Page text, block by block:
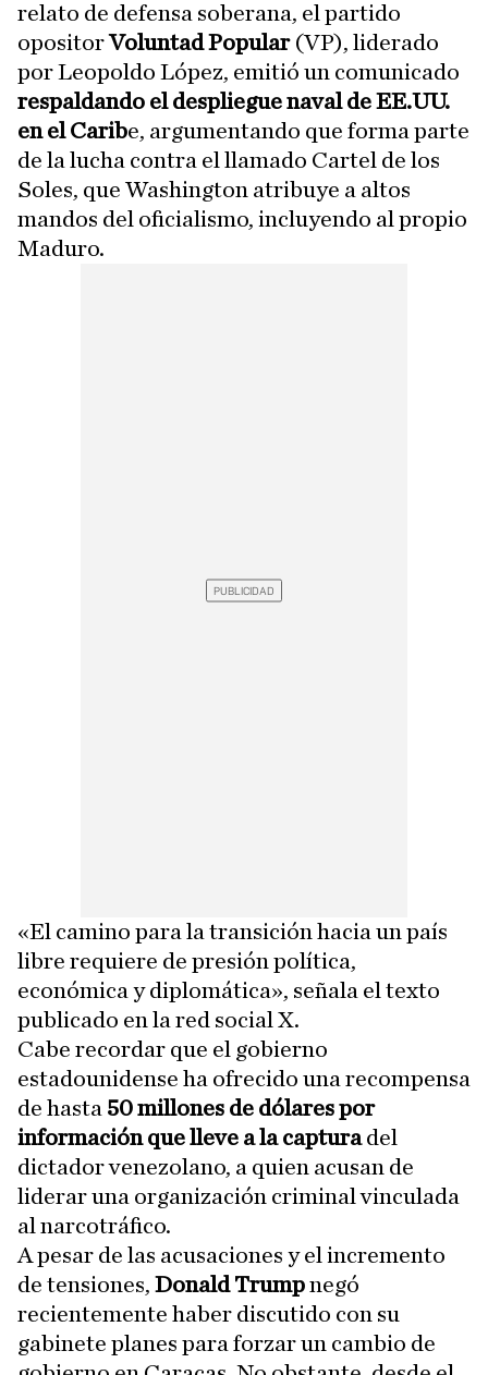
relato de defensa soberana, el partido
opositorVoluntad Popular(VP), liderado
por Leopoldo López, emitió un comunicado
respaldando el despliegue naval de EE.UU.
en el Caribe, argumentando que forma parte
de la lucha contra el llamado Cartel de los
Soles, que Washington atribuye a altos
mandos del oficialismo, incluyendo al propio
Maduro.
«El camino para la transición hacia un país
libre requiere de presión política,
económica y diplomática», señala el texto
publicado en la red social X.
Cabe recordar que el gobierno
estadounidense ha ofrecido una recompensa
de hasta 50 millones de dólares por
información que lleve a la capturadel
dictador venezolano, a quien acusan de
liderar una organización criminal vinculada
al narcotráfico.
A pesar de las acusaciones y el incremento
de tensiones, Donald Trumpnegó
recientemente haber discutido con su
gabinete planes para forzar un cambio de